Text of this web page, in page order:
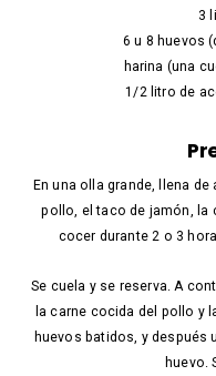
3
6 u 8 huevos
harina (una
1/2 litro de
En una olla grande, llena
pollo, el taco de jamón, la
cocer durante 2 o 3
Se cuela y se reserva. A
la carne cocida del pollo y
huevos batidos, y después
huevo.